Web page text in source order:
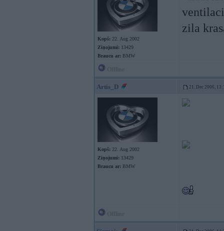
Kopš: 22. Aug 2002
Ziņojumi: 13429
Braucu ar: BMW
zila
Artis_D 21. Dec 2006,
Kopš: 22. Aug 2002
Ziņojumi: 13429
Braucu ar: BMW